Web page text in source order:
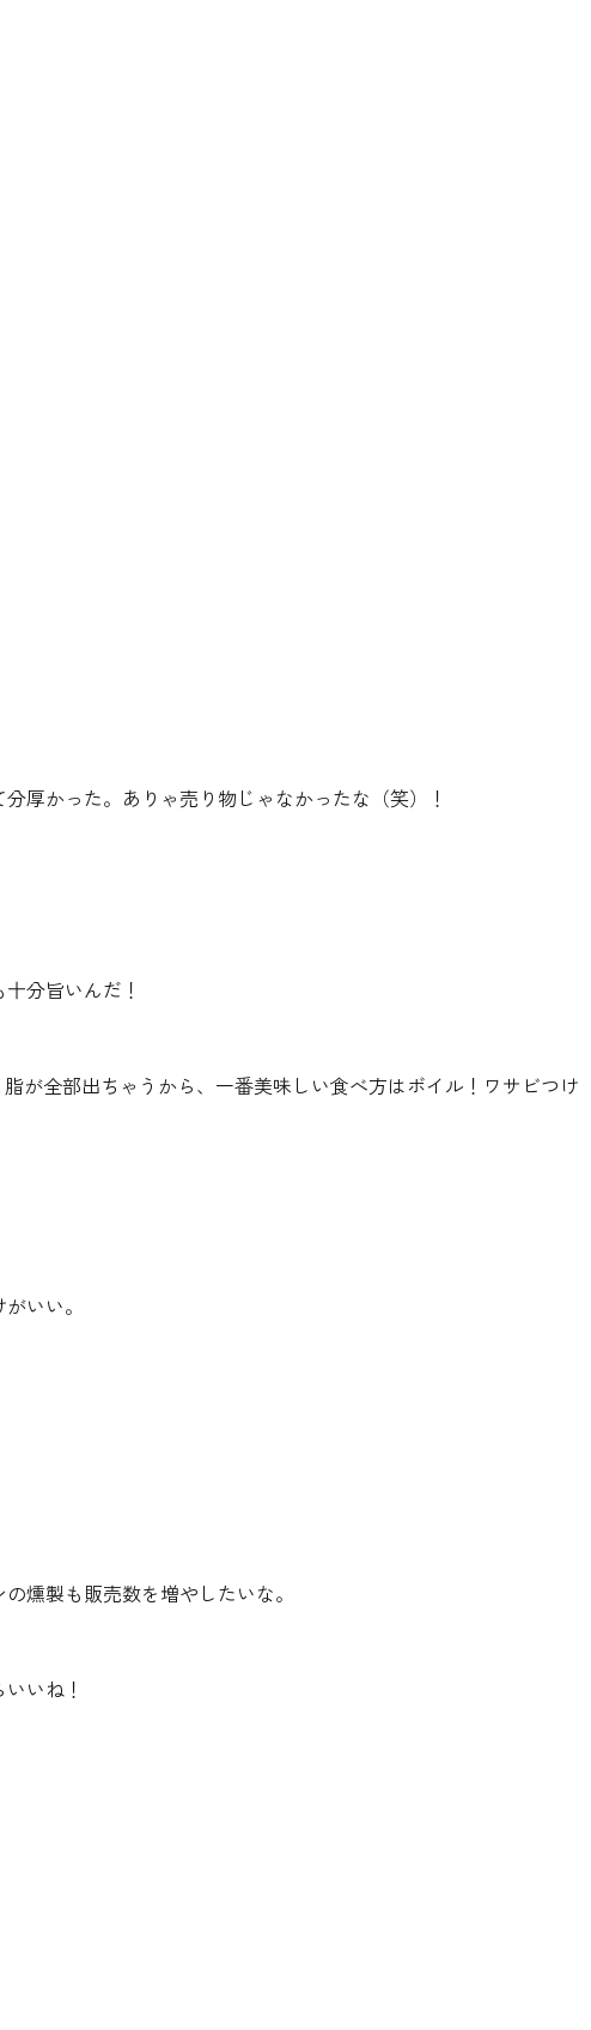
厚かった。ありゃ売り物じゃなかったな（笑）！
分旨いんだ！
が全部出ちゃうから、一番美味しい食べ方はボイル！ワサビつけ
いい。
燻製も販売数を増やしたいな。
いね！